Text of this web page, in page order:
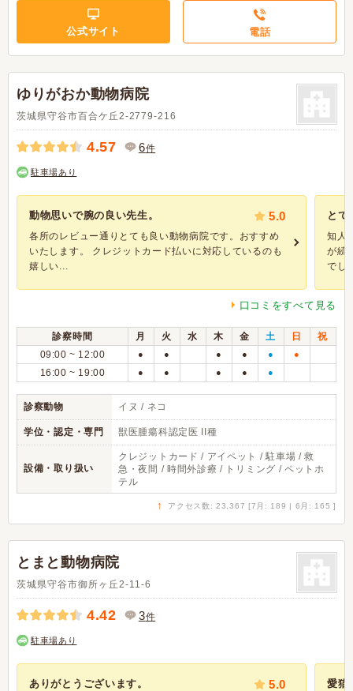
公式サイト 電話
ゆりがおか動物病院
茨城県守谷市百合ケ丘2-2779-216
4.57 6件
駐車場あり
動物思いで腕の良い先生。 5.0
各所のレビュー通りとても良い動物病院です。おすすめ
いたします。 クレジットカード払いに対応しているのも
嬉しい...
とて
知人
が続
でし
口コミをすべて見る
診察時間 月 火 水 木 金 土 日
祝
09:00 ~ 12:00
● ● ● ● ● ●
16:00 ~ 19:00 ● ● ● ● ●
診察動物 イヌ / ネコ
学位・認定・専門 獣医腫瘍科認定医 II種
設備・取り扱い
クレジットカード / アイペット / 駐車場 / 救
急・夜間 / 時間外診療 / トリミング / ペットホ
テル
↑ アクセス数: 23,367 [7月: 189 | 6月: 165 ]
とまと動物病院
茨城県守谷市御所ヶ丘2-11-6
4.42 3件
駐車場あり
ありがとうございます。 5.0 愛猫